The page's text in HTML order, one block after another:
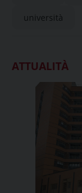
università
ATTUALITÀ